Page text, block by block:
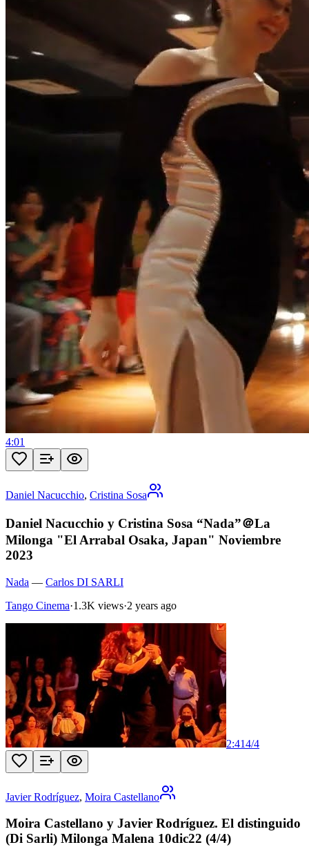
4:01
Daniel Nacucchio, Cristina Sosa
Daniel Nacucchio y Cristina Sosa “Nada”＠La
Milonga "El Arrabal Osaka, Japan" Noviembre
2023
Nada — Carlos DI SARLI
Tango Cinema·1.3K views·2 years ago
2:414/4
Javier Rodríguez, Moira Castellano
Moira Castellano y Javier Rodríguez. El distinguido
(Di Sarli) Milonga Malena 10dic22 (4/4)